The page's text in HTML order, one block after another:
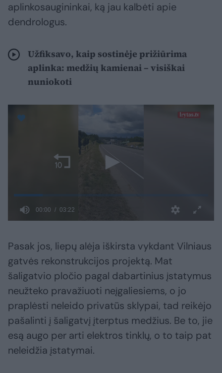
aplinkosaugininkai, ką jau kalbėti apie
dendrologus.
Užfiksavo, kaip sostinėje prižiūrima
aplinka: medžių kamienai – visiškai
nuniokoti
Pasak jos, liepų alėja iškirsta vykdant Vilniaus
gatvės rekonstrukcijos projektą. Mat
šaligatvio pločio pagal dabartinius įstatymus
neužteko pravažiuoti neįgaliesiems, o jo
praplėsti neleido privatūs sklypai, tad reikėjo
pašalinti į šaligatvį įterptus medžius. Be to, jie
esą augo per arti elektros tinklų, o to taip pat
neleidžia įstatymai.